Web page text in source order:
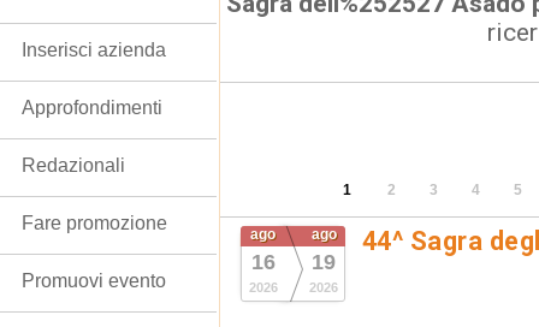
1 2 3 4 5
ago
16
2026
ago
19
2026
44^ Sagra
Inserisci azienda
Approfondimenti
Redazionali
Fare promozione
Promuovi evento